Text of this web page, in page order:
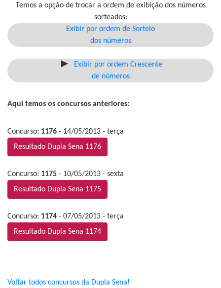
Temos a opção de trocar a ordem de exibição dos números
sorteados:
Exibir por ordem de Sorteio
dos números
Exibir por ordem Crescente
de números
Aqui temos os concursos anteriores:
Concurso: 1176 - 14/05/2013 - terça
Resultado Dupla Sena 1176
Concurso: 1175 - 10/05/2013 - sexta
Resultado Dupla Sena 1175
Concurso: 1174 - 07/05/2013 - terça
Resultado Dupla Sena 1174
Voltar todos concursos da Dupla Sena!